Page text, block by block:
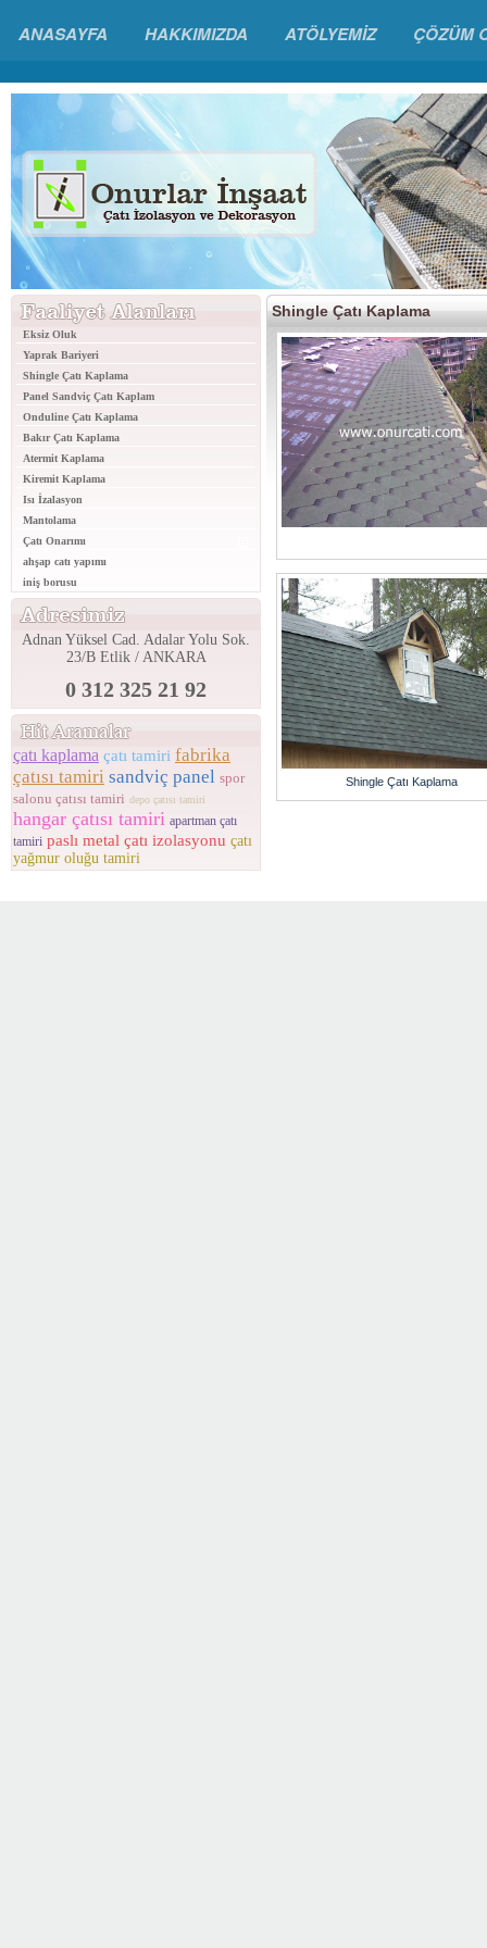
ANASAYFA HAKKIMIZDA ATÖLYEMİZ ÇÖZÜM
Eksiz Oluk
Yaprak Bariyeri
Shingle Çatı Kaplama
Panel Sandviç Çatı Kaplam
Onduline Çatı Kaplama
Bakır Çatı Kaplama
Atermit Kaplama
Kiremit Kaplama
Isı İzalasyon
Mantolama
Çatı Onarımı
ahşap catı yapımı
iniş borusu
Adnan Yüksel Cad. Adalar Yolu Sok.
23/B Etlik / ANKARA
0 312 325 21 92
çatı kaplama çatı tamiri fabrika
çatısı tamiri sandviç panel spor
salonu çatısı tamiri depo çatısı tamiri
hangar çatısı tamiri apartman çatı
tamiri paslı metal çatı izolasyonu çatı
yağmur oluğu tamiri
Shingle Çatı Kaplama
Shingle Çatı Kaplama